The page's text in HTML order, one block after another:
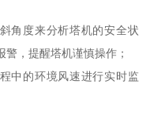
角度来分析塔机的安全状
，提醒塔机谨慎操作；
中的环境风速进行实时监